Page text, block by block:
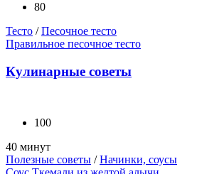
80
Тесто /Песочное тесто
Правильное песочное тесто
Кулинарные советы
100
40 минут
Полезные советы /Начинки, соусы